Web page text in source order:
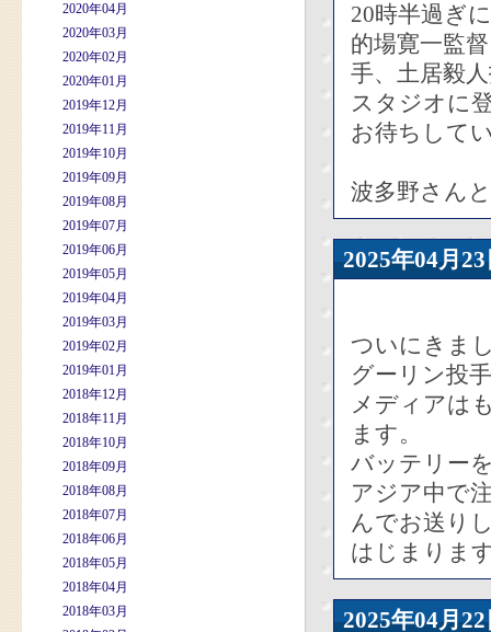
2020年04月
2020年03月
2020年02月
2020年01月
2019年12月
2019年11月
2019年10月
2019年09月
2019年08月
2019年07月
2019年06月
2019年05月
2019年04月
2019年03月
2019年02月
2019年01月
2018年12月
2018年11月
2018年10月
2018年09月
2018年08月
2018年07月
2018年06月
2018年05月
2018年04月
2018年03月
20時半過ぎ
的場寛一監
手、土居毅
スタジオに
お待ちして
波多野さん
2025年04
ついにきま
グーリン投
メディアは
ます。
バッテリー
アジア中で
んでお送り
はじまりま
2025年04